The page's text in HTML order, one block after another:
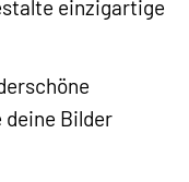
einzigartige
deine Bilder